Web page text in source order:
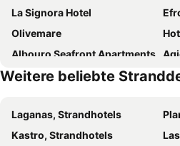
La Signora Hotel
Olivemare
Albouro Seafront Apartments
La SkalaVista
Poros House
Hotel Pelagos Bay
9
Weitere beliebte
Laganas, Strandhotels
Kastro, Strandhotels